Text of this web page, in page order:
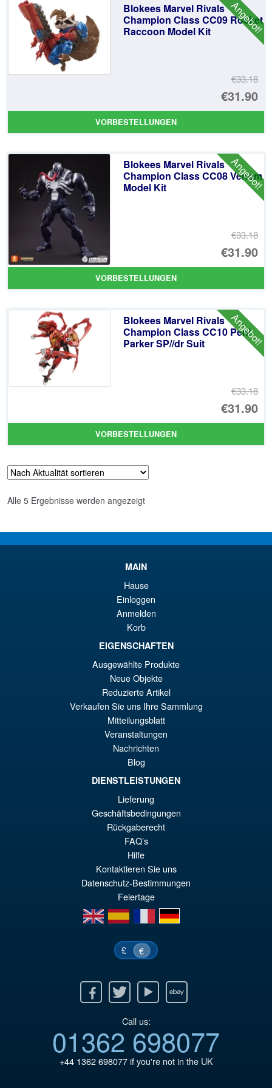
Angebot!
Blokees Marvel Rivals
Champion Class CC09 Rocket
Raccoon Model Kit
€33.18
€31.90
VORBESTELLUNGEN
Angebot!
Blokees Marvel Rivals
Champion Class CC08 Venom
Model Kit
€33.18
€31.90
VORBESTELLUNGEN
Angebot!
Blokees Marvel Rivals
Champion Class CC10 Peni
Parker SP//dr Suit
€33.18
€31.90
VORBESTELLUNGEN
Alle 5 Ergebnisse werden angezeigtNach
MAIN
Hause
Einloggen
Anmelden
Korb
EIGENSCHAFTEN
Ausgewählte Produkte
Neue Objekte
Reduzierte Artikel
Verkaufen Sie uns Ihre Sammlung
Mitteilungsblatt
Veranstaltungen
Nachrichten
Blog
DIENSTLEISTUNGEN
Lieferung
Geschäftsbedingungen
Rückgaberecht
FAQ’s
Hilfe
Kontaktieren Sie uns
Datenschutz-Bestimmungen
Feiertage
en
es fr de
£ €
Twitter Youtube Ebay
Call us:
01362 698077
+44 1362 698077if you're not in the UK